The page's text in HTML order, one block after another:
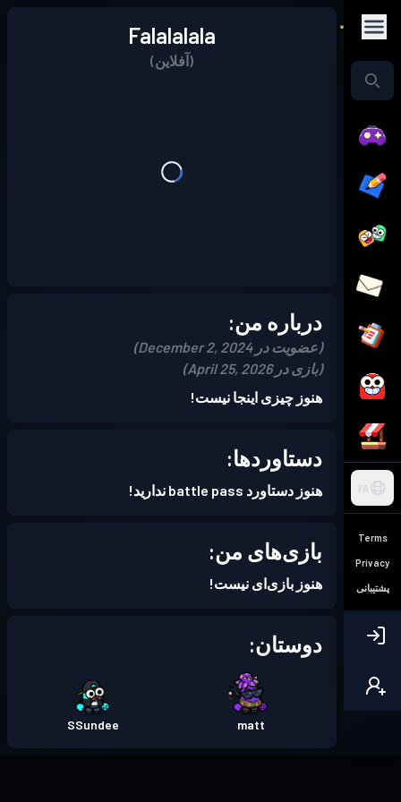
FA
Terms
Privacy
پشتیبانی
Falalalala
(آفلاین)
درباره من:
(عضویت در December 2, 2024)
(بازی در April 25, 2026)
هنوز چیزی اینجا نیست!
دستاوردها:
هنوز دستاورد battle pass ندارید!
بازی‌های من:
هنوز بازی‌ای نیست!
دوستان:
matt
SSundee